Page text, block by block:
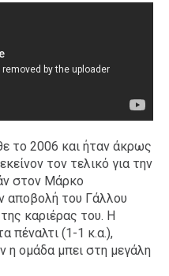
το 2006 και ήταν άκρως
τον τελικό για την
στον Μάρκο
αποβολή του Γάλλου
καριέρας του. Η
πέναλτι (1-1 κ.α.),
η ομάδα μπει στη μεγάλη